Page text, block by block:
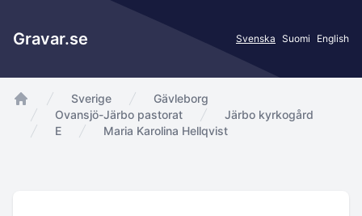
Gravar.se Svenska Suomi English
app.Start
Sverige
Gävleborg
Ovansjö-Järbo pastorat
Järbo kyrkogård
E
Maria Karolina Hellqvist